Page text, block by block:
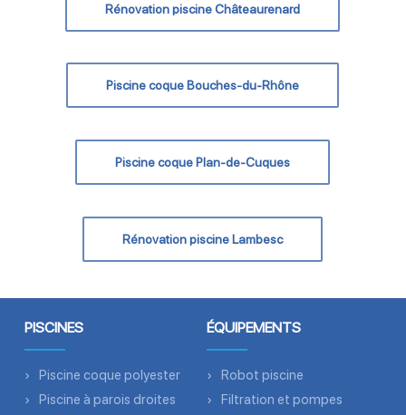
Rénovation piscine Châteaurenard
Piscine coque Bouches-du-Rhône
Piscine coque Plan-de-Cuques
Rénovation piscine Lambesc
PISCINES
Piscine coque polyester
Piscine à parois droites
ÉQUIPEMENTS
Robot piscine
Filtration et pompes